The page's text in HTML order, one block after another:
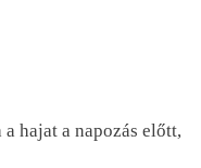
hajat a napozás előtt,